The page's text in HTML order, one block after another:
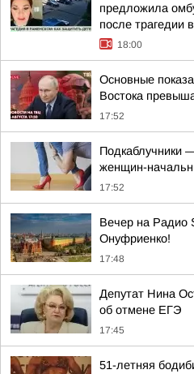
предложила
после трагедии
18:00
Основные
Востока
17:52
Подкаблучники
женщин-
17:52
Вечер на Радио
Онуфриенко!
17:48
Депутат Нина
об отмене ЕГЭ
17:45
51-летняя